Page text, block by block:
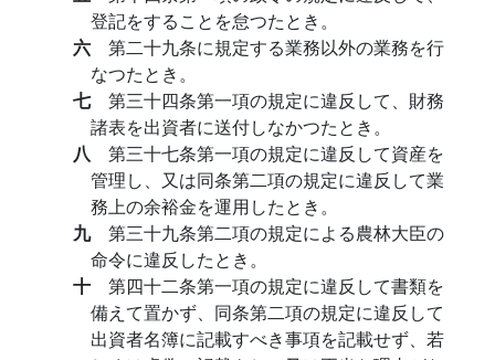
登記をすることを怠つたとき。
六 第二十九条に規定する業務以外の業務を行
なつたとき。
七 第三十四条第一項の規定に違反して、財務
諸表を出資者に送付しなかつたとき。
八 第三十七条第一項の規定に違反して資産を
管理し、又は同条第二項の規定に違反して業
務上の余裕金を運用したとき。
九 第三十九条第二項の規定による農林大臣の
命令に違反したとき。
十 第四十二条第一項の規定に違反して書類を
備えて置かず、同条第二項の規定に違反して
出資者名簿に記載すべき事項を記載せず、若